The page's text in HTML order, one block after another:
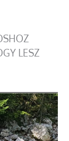
LESZ